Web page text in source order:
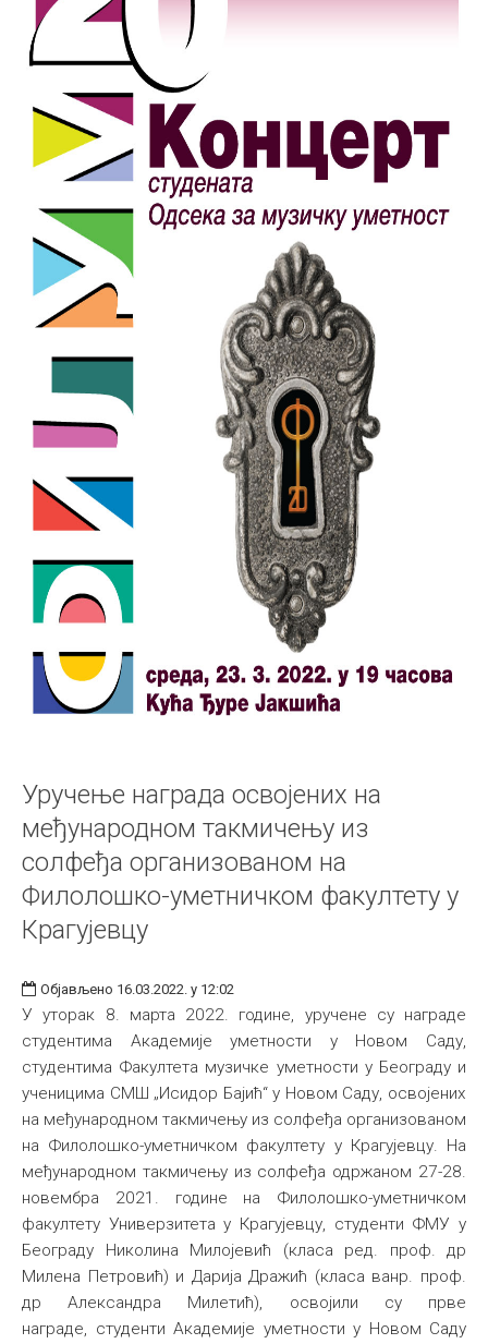
Уручење награда освојених на
међународном такмичењу из
солфеђа организованом на
Филолошко-уметничком факултету у
Крагујевцу
Објављено 16.03.2022. у 12:02
У уторак 8. марта 2022. године, уручене су награде
студентима Академије уметности у Новом Саду,
студентима Факултета музичке уметности у Београду и
ученицима СМШ „Исидор Бајић“ у Новом Саду, освојених
на међународном такмичењу из солфеђа организованом
на Филолошко-уметничком факултету у Крагујевцу. На
међународном такмичењу из солфеђа одржаном 27-28.
новембра 2021. године на Филолошко-уметничком
факултету Универзитета у Крагујевцу, студенти ФМУ у
Београду Николина Милојевић (класа ред. проф. др
Милена Петровић) и Дарија Дражић (класа ванр. проф.
др Александра Милетић), освојили су прве
награде, студенти Академије уметности у Новом Саду